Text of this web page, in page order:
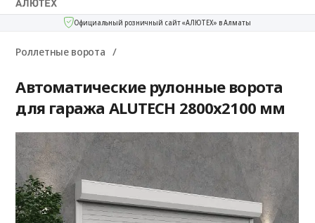
Официальный розничный сайт «АЛЮТЕХ» в Алматы
Роллетные ворота
Автоматические рулонные ворота
для гаража ALUTECH 2800x2100 мм